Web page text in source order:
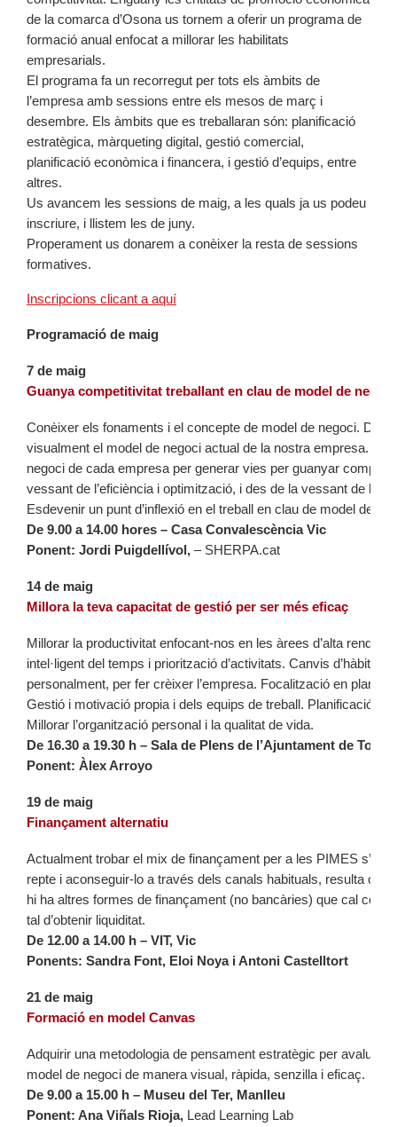
de la comarca d’Osona us tornem a oferir un programa de
formació anual enfocat a millorar les habilitats
empresarials.
El programa fa un recorregut per tots els àmbits de
l’empresa amb sessions entre els mesos de març i
desembre. Els àmbits que es treballaran són: planificació
estratègica, màrqueting digital, gestió comercial,
planificació econòmica i financera, i gestió d’equips, entre
altres.
Us avancem les sessions de maig, a les quals ja us podeu
inscriure, i llistem les de juny.
Properament us donarem a conèixer la resta de sessions
formatives.
Inscripcions clicant a aquí
Programació de maig
7 de maig
Guanya competitivitat treballant en clau de model de negoci
Conèixer els fonaments i el concepte de model de negoci.
visualment el model de negoci actual de la nostra empresa.
negoci de cada empresa per generar vies per guanyar
vessant de l’eficiència i optimització, i des de la vessant de la
Esdevenir un punt d’inflexió en el treball en clau de model de
De 9.00 a 14.00 hores – Casa Convalescència Vic
Ponent: Jordi Puigdellívol, – SHERPA.cat
14 de maig
Millora la teva capacitat de gestió per ser més eficaç
Millorar la productivitat enfocant-nos en les àrees d’alta
intel·ligent del temps i priorització d’activitats. Canvis d’hàbits.
personalment, per fer crèixer l’empresa. Focalització en plans
Gestió i motivació propia i dels equips de treball. Planificació
Millorar l’organització personal i la qualitat de vida.
De 16.30 a 19.30 h – Sala de Plens de l’Ajuntament de Tona
Ponent: Àlex Arroyo
19 de maig
Finançament alternatiu
Actualment trobar el mix de finançament per a les PIMES s’ha
repte i aconseguir-lo a través dels canals habituals, resulta
hi ha altres formes de finançament (no bancàries) que cal
tal d’obtenir liquiditat.
De 12.00 a 14.00 h – VIT, Vic
Ponents: Sandra Font, Eloi Noya i Antoni Castelltort
21 de maig
Formació en model Canvas
Adquirir una metodologia de pensament estratègic per avaluar
model de negoci de manera visual, ràpida, senzilla i eficaç.
De 9.00 a 15.00 h – Museu del Ter, Manlleu
Ponent: Ana Viñals Rioja, Lead Learning Lab